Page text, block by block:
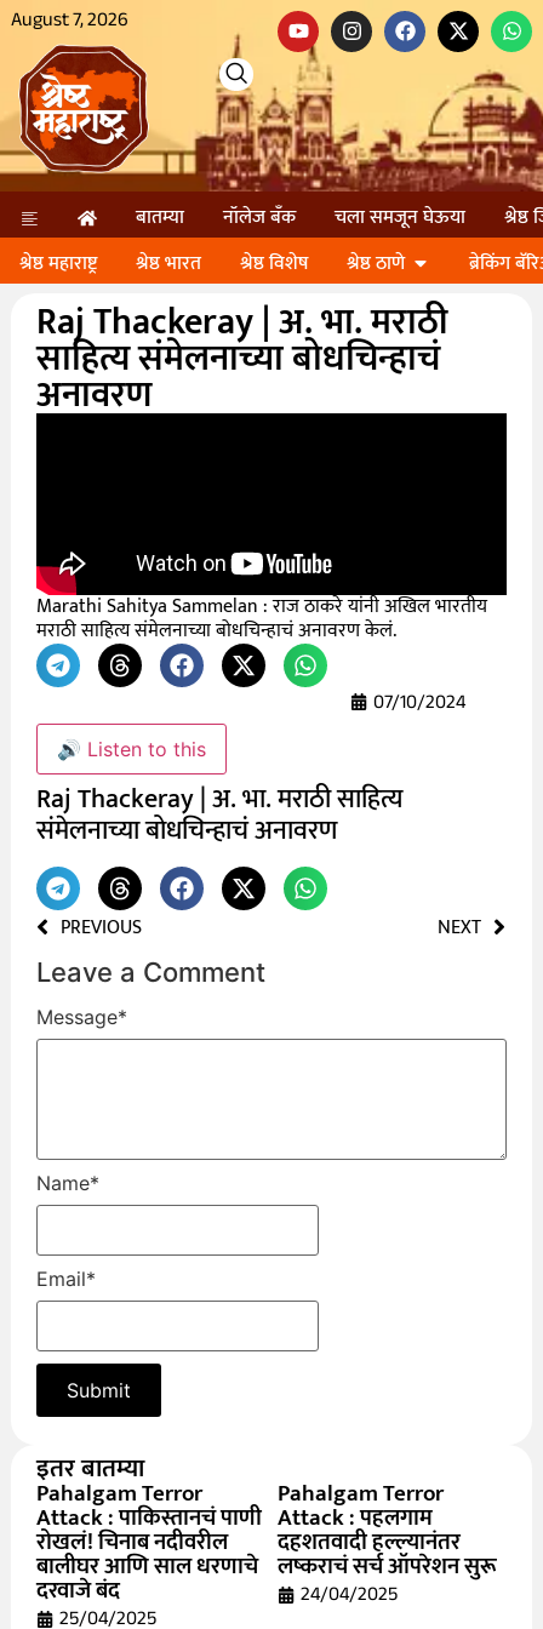
August 7, 2026
बातम्या नॉलेज बॅंक चला समजून घेऊया
श्रेष्ठ
श्रेष्ठ महाराष्ट्र
श्रेष्ठ भारत श्रेष्ठ विशेष श्रेष्ठ ठाणे ब्रेकिंग
Raj Thackeray | अ. भा. मराठी
साहित्य संमेलनाच्या बोधचिन्हाचं
अनावरण
Marathi Sahitya Sammelan : राज ठाकरे यांनी अखिल भारतीय
मराठी साहित्य संमेलनाच्या बोधचिन्हाचं अनावरण केलं.
07/10/2024
🔊 Listen to this
Raj Thackeray | अ. भा. मराठी साहित्य
संमेलनाच्या बोधचिन्हाचं अनावरण
PREVIOUS NEXT
Leave a Comment
Message*
Name*
Email*
इतर बातम्या
Pahalgam Terror
Attack : पाकिस्तानचं पाणी
रोखलं! चिनाब नदीवरील
बालीघर आणि साल धरणाचे
दरवाजे बंद
25/04/2025
Pahalgam Terror
Attack : पहलगाम
दहशतवादी हल्ल्यानंतर
लष्कराचं सर्च ऑपरेशन सुरू
24/04/2025